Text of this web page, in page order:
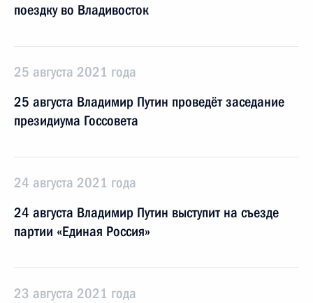
поездку во Владивосток
25 августа 2021 года
25 августа Владимир Путин проведёт заседание
президиума Госсовета
24 августа 2021 года
24 августа Владимир Путин выступит на съезде
партии «Единая Россия»
23 августа 2021 года